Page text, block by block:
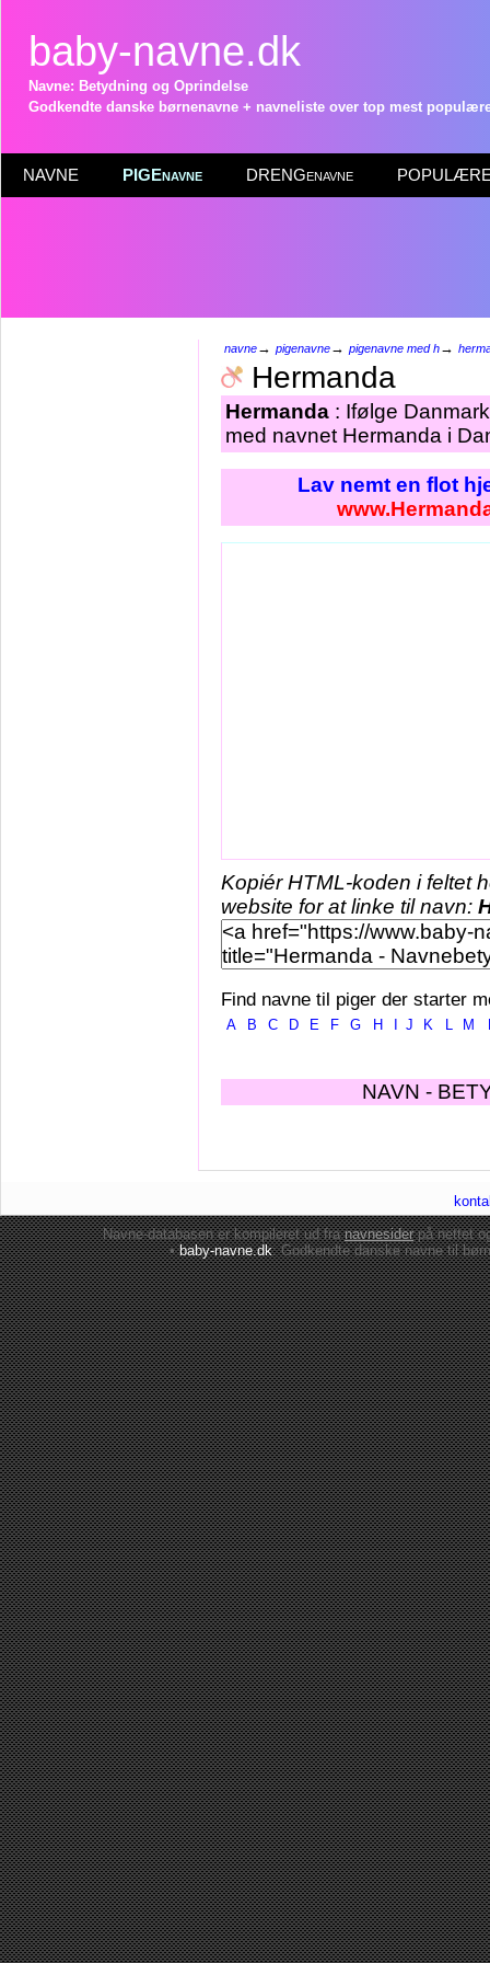
baby-navne.dk
Navne: Betydning og Oprindelse
Godkendte danske børnenavne + navneliste over top mest
NAVNE PIGEnavne DRENGenavne POPULÆRE
navne→ pigenavne→ pigenavne med h→
Hermanda
Hermanda : Ifølge
med navnet Hermanda i
Lav nemt en flot
Kopiér HTML-koden i feltet
website for at linke til navn:
Find navne til piger der starter
A B C D E F G H J K L M
NAVN -
Navne-databasen er kompileret ud franavnesiderpå nettet
•baby-navne.dk: Godkendte danskenavne til børn